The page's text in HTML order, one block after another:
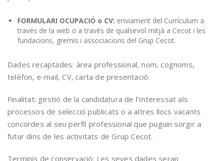
FORMULARI OCUPACIÓ o CV: enviament del Currículum a
través de la web o a través de qualsevol mitjà a Cecot i les
fundacions, gremis i associacions del Grup Cecot.
Dades recaptades: àrea professional, nom, cognoms,
telèfon, e-mail, CV, carta de presentació.
Finalitat: gestió de la candidatura de l’Interessat als
processos de selecció publicats o a altres llocs vacants
concordes al seu perfil professional que puguin sorgir a
futur dins de les activitats de Grup Cecot.
Terminis de conservació: Les seves dades seran